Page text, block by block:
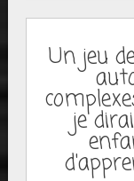
Un jeu
je